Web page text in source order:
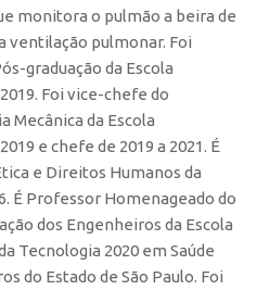
monitora o pulmão a beira de
ventilação pulmonar. Foi
graduação da Escola
Foi vice-chefe do
Mecânica da Escola
e chefe de 2019 a 2021. É
e Direitos Humanos da
É Professor Homenageado do
dos Engenheiros da Escola
Tecnologia 2020 em Saúde
do Estado de São Paulo. Foi